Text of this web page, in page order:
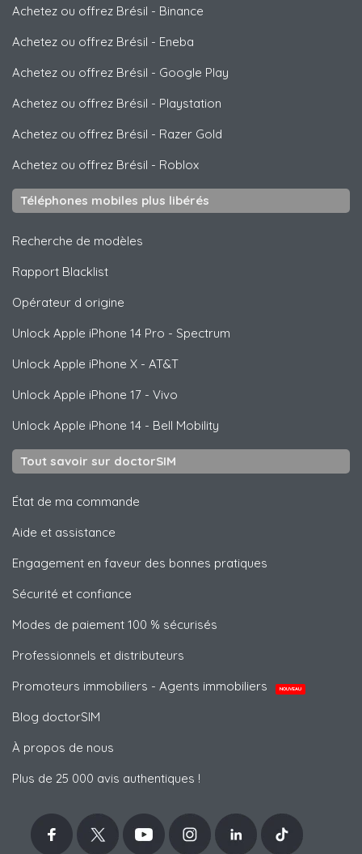
Achetez ou offrez Brésil - Binance
Achetez ou offrez Brésil - Eneba
Achetez ou offrez Brésil - Google Play
Achetez ou offrez Brésil - Playstation
Achetez ou offrez Brésil - Razer Gold
Achetez ou offrez Brésil - Roblox
Téléphones mobiles plus libérés
Recherche de modèles
Rapport Blacklist
Opérateur d origine
Unlock Apple iPhone 14 Pro - Spectrum
Unlock Apple iPhone X - AT&T
Unlock Apple iPhone 17 - Vivo
Unlock Apple iPhone 14 - Bell Mobility
Tout savoir sur doctorSIM
État de ma commande
Aide et assistance
Engagement en faveur des bonnes pratiques
Sécurité et confiance
Modes de paiement 100 % sécurisés
Professionnels et distributeurs
Promoteurs immobiliers - Agents immobiliers
NOUVEAU
Blog doctorSIM
À propos de nous
Plus de 25 000 avis authentiques !